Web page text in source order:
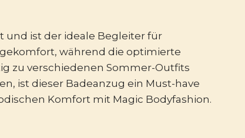
und ist der ideale Begleiter für
während die optimierte
zu verschiedenen Sommer-Outfits
ist dieser Badeanzug ein Must-have
Komfort mit Magic Bodyfashion.